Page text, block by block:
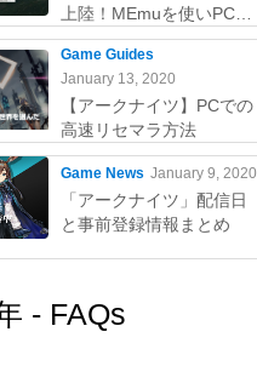
上陸！MEmuを使いPCで
やりましょう
Game Guides
January 13, 2020
【アークナイツ】PCでの
高速リセマラ方法
Game News January 9, 2020
「アークナイツ」配信日
と事前登録情報まとめ
- FAQs